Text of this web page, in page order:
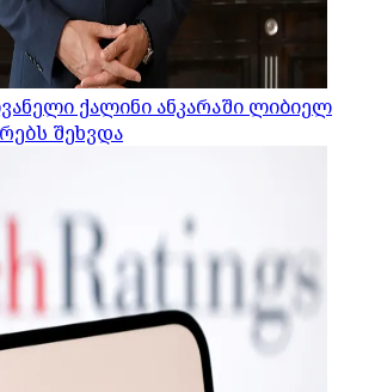
ქალინი ანკარაში ლიბიელ
შეხვდა